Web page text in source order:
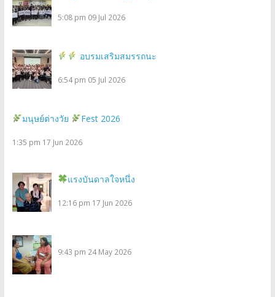
5:08 pm 09 Jul 2026
อบรมเสริมสมรรถนะ
6:54 pm 05 Jul 2026
มนุษย์ต่างวัย Fest 2026
1:35 pm 17 Jun 2026
แรงบันดาลใจหนึ่ง
12:16 pm 17 Jun 2026
9:43 pm 24 May 2026